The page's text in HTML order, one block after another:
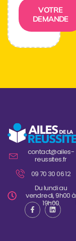
VOTRE
DEMANDE
contact@ailes-
reussites.fr
09 70 30 06 12
Du lundi au
vendredi, 9h00 à
19h00